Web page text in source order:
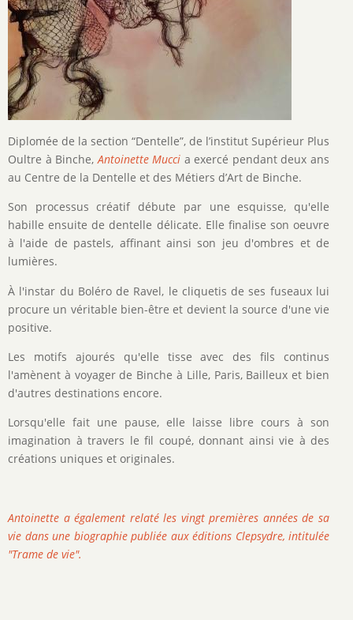
Diplomée de la section “Dentelle”, de l’institut Supérieur Plus
Oultre à Binche,Antoinette Mucci a exercé pendant deux ans
au Centre de la Dentelle et des Métiers d’Art de Binche.
Son processus créatif débute par une esquisse, qu'elle
habille ensuite de dentelle délicate. Elle finalise son oeuvre
à l'aide de pastels, affinant ainsi son jeu d'ombres et de
lumières.
À l'instar du Boléro de Ravel, le cliquetis de ses fuseaux lui
procure un véritable bien-être et devient la source d'une vie
positive.
Les motifs ajourés qu'elle tisse avec des fils continus
l'amènent à voyager de Binche à Lille, Paris, Bailleux et bien
d'autres destinations encore.
Lorsqu'elle fait une pause, elle laisse libre cours à son
imagination à travers le fil coupé, donnant ainsi vie à des
créations uniques et originales.
Antoinette a également relaté les vingt premières années de sa
vie dans une biographie publiée aux éditions Clepsydre, intitulée
"Trame de vie".